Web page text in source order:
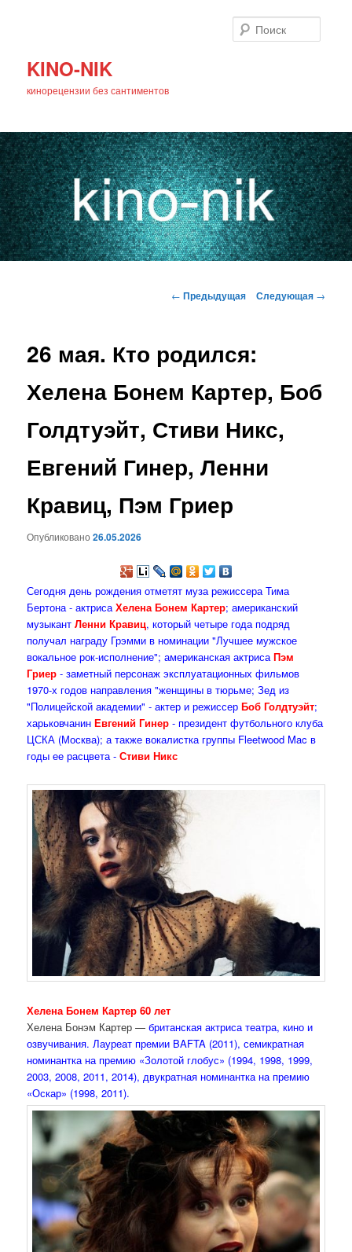
KINO-NIK
кинорецензии без сантиментов
основному
Навигация
← Предыдущая Следующая →
26 мая. Кто родился:
Хелена Бонем Картер, Боб
Голдтуэйт, Стиви Никс,
Евгений Гинер, Ленни
Кравиц, Пэм Гриер
Опубликовано26.05.2026
Сегодня день рождения отметят муза режиссера Тима
Бертона - актрисаХелена Бонем Картер; американский
музыкант Ленни Кравиц, который четыре года подряд
получал награду Грэмми в номинации "Лучшее мужское
вокальное рок-исполнение"; американская актрисаПэм
Гриер - заметный персонаж эксплуатационных фильмов
1970-х годов направления "женщины в тюрьме; Зед из
"Полицейской академии" - актер и режиссер Боб Голдтуэйт;
харьковчанин Евгений Гинер - президент футбольного клуба
ЦСКА (Москва); а также вокалистка группы Fleetwood Mac в
годы ее расцвета -Стиви Никс
Хелена Бонем Картер 60 лет
Хелена Бонэм Картер —британская актриса театра, кино и
озвучивания. Лауреат премии BAFTA (2011), семикратная
номинантка на премию «Золотой глобус» (1994, 1998, 1999,
2003, 2008, 2011, 2014), двукратная номинантка на премию
«Оскар» (1998, 2011).